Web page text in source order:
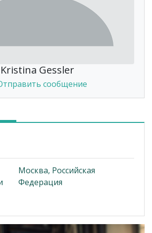
Kristina Gessler
сообщение
Москва, Российская
Федерация